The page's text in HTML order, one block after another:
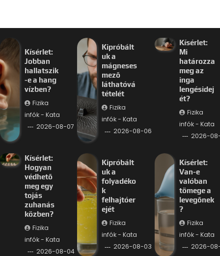
Kísérlet:
Jobban
hallatszik
-e a hang
vízben?
Fizika
infók - Kata
2026-08-07
Kipróbált
uk a
mágneses
mező
láthatóvá
tételét
Fizika
infók - Kata
2026-08-06
Kísérlet:
Mi
határozza
meg az
inga
lengésidej
ét?
Fizika
infók - Kata
2026-
Kísérlet:
Hogyan
védhető
meg egy
tojás
zuhanás
közben?
Fizika
infók - Kata
2026-08-04
Kipróbált
uk a
folyadéko
k
felhajtóer
ejét
Fizika
infók - Kata
2026-08-03
Kísérlet:
Van-e
valóban
tömege a
levegőnek
?
Fizika
infók - Kata
2026-